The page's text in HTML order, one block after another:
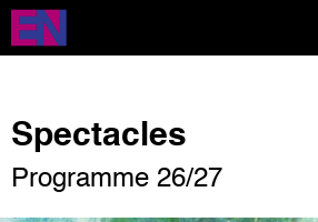
Aller
contenu
Spectacles
Programme 26/27